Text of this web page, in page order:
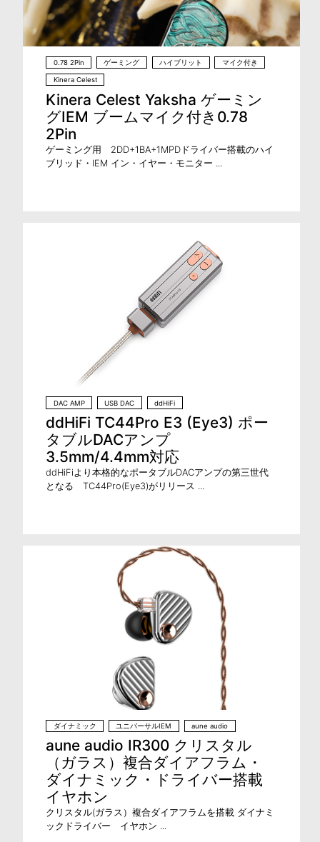
0.78 2Pin ゲーミング ハイブリット マイク付き
Kinera Celest
Kinera Celest Yaksha ゲーミン
グIEM ブームマイク付き0.78
2Pin
ゲーミング用 2DD+1BA+1MPDドライバー搭載のハイ
ブリッド・IEM イン・イヤー・モニター ...
DAC AMP USB DAC ddHiFi
ddHiFi TC44Pro E3 (Eye3) ポー
タブルDACアンプ
3.5mm/4.4mm対応
ddHiFiより本格的なポータブルDACアンプの第三世代
となる TC44Pro(Eye3)がリリース ...
ダイナミック ユニバーサルIEM aune audio
aune audio IR300 クリスタル
（ガラス）複合ダイアフラム・
ダイナミック・ドライバー搭載
イヤホン
クリスタル(ガラス）複合ダイアフラムを搭載 ダイナミ
ックドライバー イヤホン ...